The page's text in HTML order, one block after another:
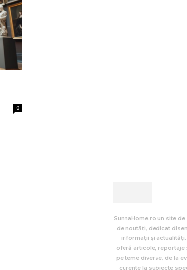
0
SunnaHome.ro un site
de noutăți, dedicat
informații și actualități.
oferă articole, reportaje
pe teme diverse, de la
curente la subiecte